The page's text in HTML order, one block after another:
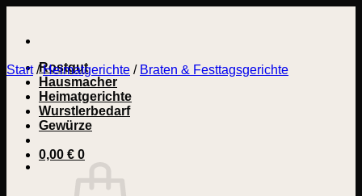
springen
Rostgut
Hausmacher
Heimatgerichte
Wurstlerbedarf
Gewürze
0,00 € 0
Start / Heimatgerichte / Braten & Festtagsgerichte